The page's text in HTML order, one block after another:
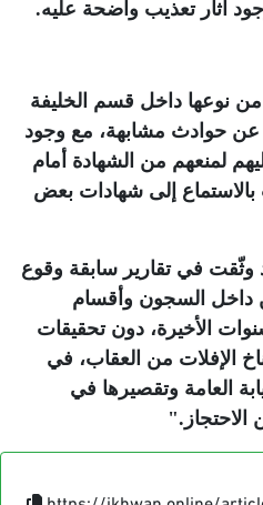
آثار تعذيب واضحة عليه.
نوعها داخل قسم الخليفة
عن حوادث مشابهة، مع وجود
لمنعهم من الشهادة أمام
بالاستماع إلى شهادات بعض
في تقارير سابقة وقوع
داخل السجون وأقسام
الأخيرة، دون تحقيقات
الإفلات من العقاب، في
العامة وتقصيرها في
".